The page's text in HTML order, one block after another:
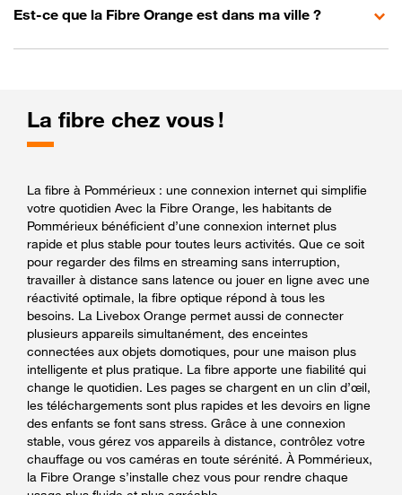
Est-ce que la Fibre Orange est dans ma ville ?
La fibre chez vous !
La fibre à Pommérieux : une connexion internet qui simplifie
votre quotidien Avec la Fibre Orange, les habitants de
Pommérieux bénéficient d’une connexion internet plus
rapide et plus stable pour toutes leurs activités. Que ce soit
pour regarder des films en streaming sans interruption,
travailler à distance sans latence ou jouer en ligne avec une
réactivité optimale, la fibre optique répond à tous les
besoins. La Livebox Orange permet aussi de connecter
plusieurs appareils simultanément, des enceintes
connectées aux objets domotiques, pour une maison plus
intelligente et plus pratique. La fibre apporte une fiabilité qui
change le quotidien. Les pages se chargent en un clin d’œil,
les téléchargements sont plus rapides et les devoirs en ligne
des enfants se font sans stress. Grâce à une connexion
stable, vous gérez vos appareils à distance, contrôlez votre
chauffage ou vos caméras en toute sérénité. À Pommérieux,
la Fibre Orange s’installe chez vous pour rendre chaque